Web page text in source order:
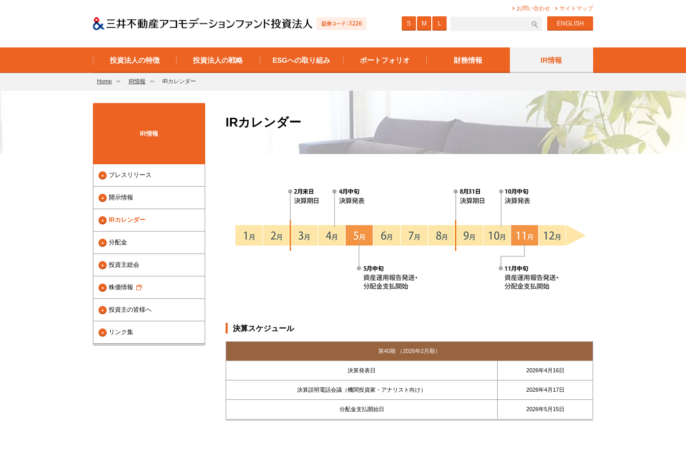
投資法人の特徴 投資法人の戦略 ESGへの取り組み ポートフォリオ 財務情報 IR情報
お問い合わせ サイトマップ
S M L ENGLISH
Home IR情報 IRカレンダー
IRカレンダー
決算スケジュール
第40期 （2026年2月期）
決算発表日 2026年4月16日
決算説明電話会議（機関投資家・アナリスト向け） 2026年4月17日
分配金支払開始日 2026年5月15日
IR情報
プレスリリース
開示情報
IRカレンダー
分配金
投資主総会
株価情報
投資主の皆様へ
リンク集